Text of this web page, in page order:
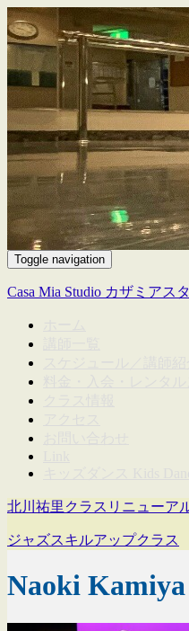
Toggle navigation
Casa Mia Studio カザミアス
北川祐里クラスリニューア
ジャズスキルアップクラス
Naoki Kamiya